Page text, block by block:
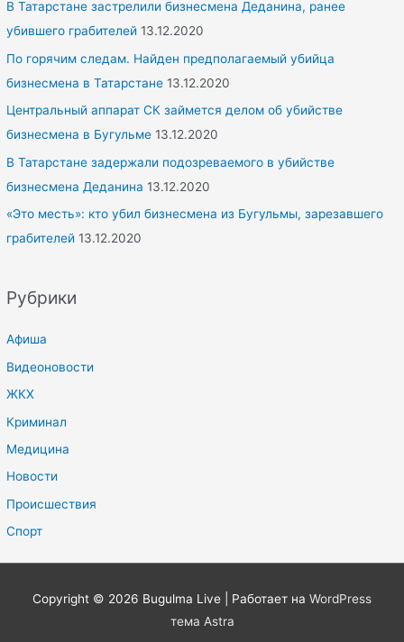
В Татарстане застрелили бизнесмена Деданина, ранее
убившего грабителей 13.12.2020
По горячим следам. Найден предполагаемый убийца
бизнесмена в Татарстане 13.12.2020
Центральный аппарат СК займется делом об убийстве
бизнесмена в Бугульме 13.12.2020
В Татарстане задержали подозреваемого в убийстве
бизнесмена Деданина 13.12.2020
«Это месть»: кто убил бизнесмена из Бугульмы, зарезавшего
грабителей 13.12.2020
Рубрики
Афиша
Видеоновости
ЖКХ
Криминал
Медицина
Новости
Происшествия
Спорт
Copyright © 2026 Bugulma Live | Работает на WordPress
тема Astra